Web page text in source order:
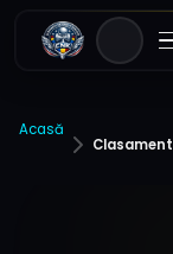
Acasă
Clasament